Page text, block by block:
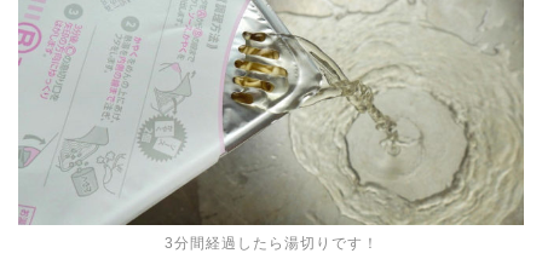
3分間経過したら湯切りです！